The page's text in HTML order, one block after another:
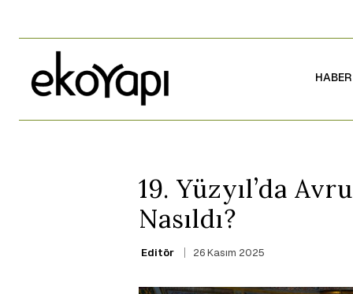
HABER
19. Yüzyıl’da
Nasıldı?
Editör 26 Kasım 2025